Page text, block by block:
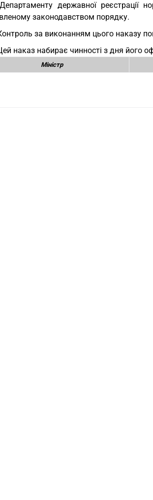
державної реєстрації
законодавством порядку.
за виконанням цього наказу
наказ набирає чинності з дня його
Міністр